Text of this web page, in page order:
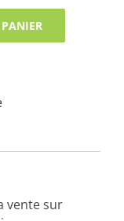
vente sur